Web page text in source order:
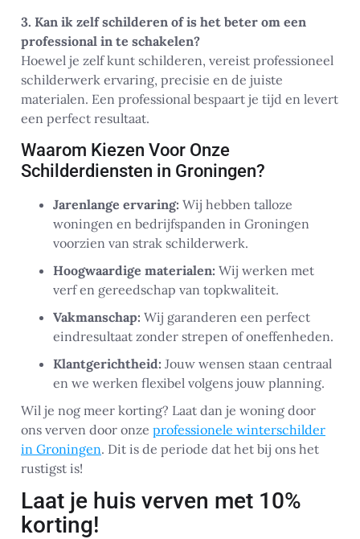
3. Kan ik zelf schilderen of is het beter om een
professional in te schakelen?
Hoewel je zelf kunt schilderen, vereist professioneel
schilderwerk ervaring, precisie en de juiste
materialen. Een professional bespaart je tijd en levert
een perfect resultaat.
Waarom Kiezen Voor Onze
Schilderdiensten in Groningen?
Jarenlange ervaring: Wij hebben talloze
woningen en bedrijfspanden in Groningen
voorzien van strak schilderwerk.
Hoogwaardige materialen: Wij werken met
verf en gereedschap van topkwaliteit.
Vakmanschap: Wij garanderen een perfect
eindresultaat zonder strepen of oneffenheden.
Klantgerichtheid: Jouw wensen staan centraal
en we werken flexibel volgens jouw planning.
Wil je nog meer korting? Laat dan je woning door
ons verven door onze professionele winterschilder
in Groningen. Dit is de periode dat het bij ons het
rustigst is!
Laat je huis verven met 10%
korting!